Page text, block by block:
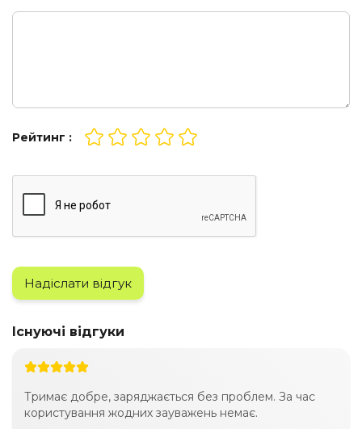
Рейтинг :
Надіслати відгук
Існуючі відгуки
Тримає добре, заряджається без проблем. За час
користування жодних зауважень немає.